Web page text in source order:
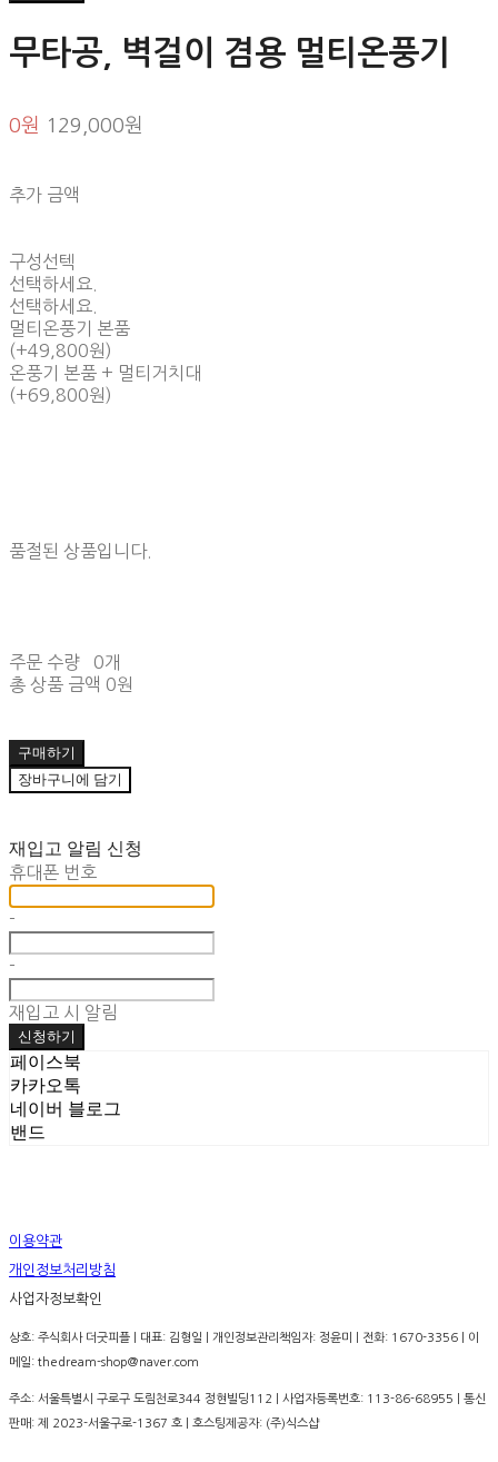
무타공, 벽걸이 겸용 멀티온풍기
0원 129,000원
추가 금액
구성선텍
선택하세요.
선택하세요.
멀티온풍기 본품
(+49,800원)
온풍기 본품 + 멀티거치대
(+69,800원)
품절된 상품입니다.
주문 수량
0개
총 상품 금액 0원
구매하기
장바구니에 담기
재입고 알림 신청
휴대폰 번호
-
-
재입고 시 알림
신청하기
페이스북
카카오톡
네이버 블로그
밴드
이용약관
개인정보처리방침
사업자정보확인
상호: 주식회사 더굿피플 | 대표: 김형일 | 개인정보관리책임자: 정윤미 | 전화: 1670-3356 | 이
메일: thedream-shop@naver.com
주소: 서울특별시 구로구 도림천로344 정현빌딩112 | 사업자등록번호: 113-86-68955 | 통신
판매: 제 2023-서울구로-1367 호 | 호스팅제공자: (주)식스샵